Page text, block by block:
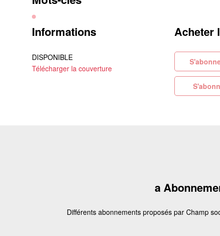
Informations
DISPONIBLE
Télécharger la couverture
Acheter
a
Différents abonnements proposés par Champ